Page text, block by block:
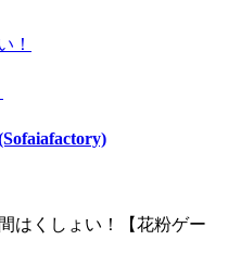
はくしょい！【花粉ゲー